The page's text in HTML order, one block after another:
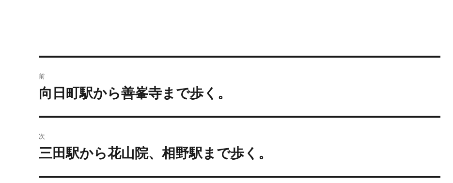
稿
ゲ
前
前
投
稿:
向日町駅から善峯寺まで歩く。
次
次
投
三田駅から花山院、相野駅まで歩く。